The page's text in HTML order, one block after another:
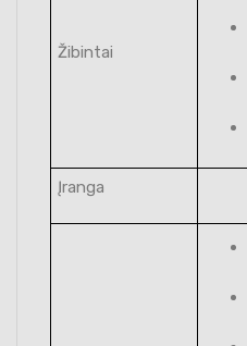
Žibintai
Įranga